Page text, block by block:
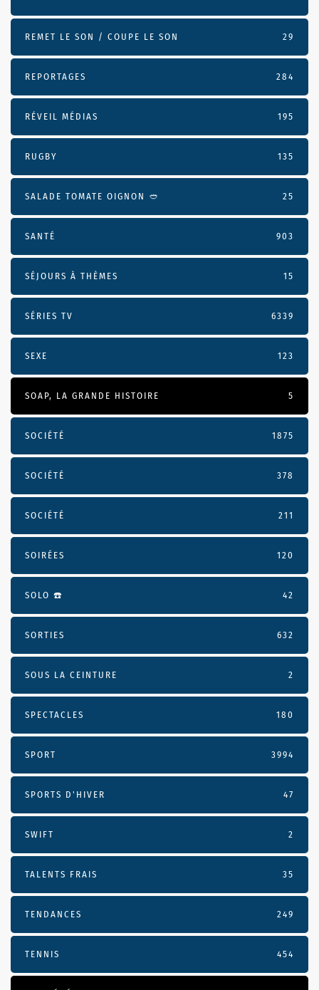
REMET LE SON / COUPE LE SON 29
REPORTAGES 284
RÉVEIL MÉDIAS 195
RUGBY 135
SALADE TOMATE OIGNON 🥙 25
SANTÉ 903
SÉJOURS À THÈMES 15
SÉRIES TV 6339
SEXE 123
SOAP, LA GRANDE HISTOIRE 5
SOCIÉTÉ 1875
SOCIÉTÉ 378
SOCIÉTÉ 211
SOIRÉES 120
SOLO ☎️ 42
SORTIES 632
SOUS LA CEINTURE 2
SPECTACLES 180
SPORT 3994
SPORTS D'HIVER 47
SWIFT 2
TALENTS FRAIS 35
TENDANCES 249
TENNIS 454